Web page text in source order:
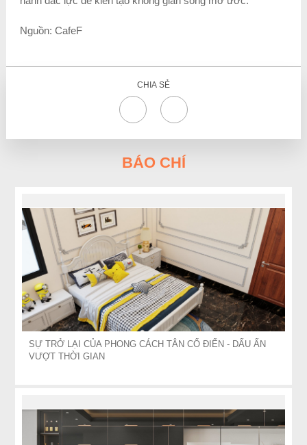
Nguồn: CafeF
CHIA SẺ
BÁO CHÍ
SỰ TRỞ LẠI CỦA PHONG CÁCH TÂN CỔ ĐIỂN - DẤU ẤN
VƯỢT THỜI GIAN